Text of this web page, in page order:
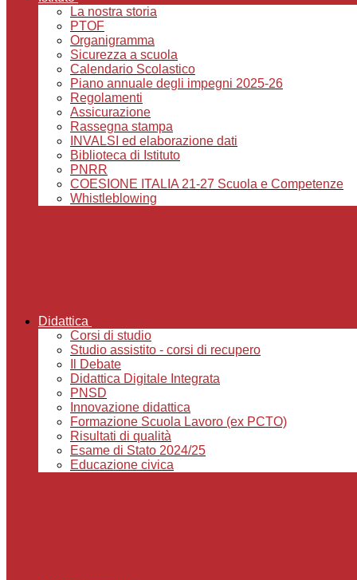
La nostra storia
PTOF
Organigramma
Sicurezza a scuola
Calendario Scolastico
Piano annuale degli impegni 2025-26
Regolamenti
Assicurazione
Rassegna stampa
INVALSI ed elaborazione dati
Biblioteca di Istituto
PNRR
COESIONE ITALIA 21-27 Scuola e Competenze
Whistleblowing
Didattica
Corsi di studio
Studio assistito - corsi di recupero
Il Debate
Didattica Digitale Integrata
PNSD
Innovazione didattica
Formazione Scuola Lavoro (ex PCTO)
Risultati di qualità
Esame di Stato 2024/25
Educazione civica